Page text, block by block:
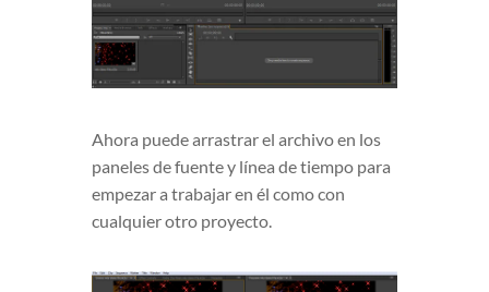
Ahora puede arrastrar el archivo en los
paneles de fuente y línea de tiempo para
empezar a trabajar en él como con
cualquier otro proyecto.